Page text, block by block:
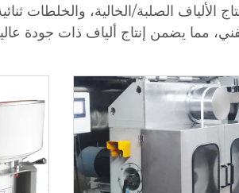
الصلبة/الخالية، والخلطات
مما يضمن إنتاج ألياف ذات جودة